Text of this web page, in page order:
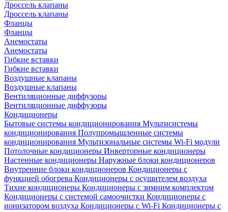
Дроссель клапаны
Дроссель клапаны
Фланцы
Фланцы
Анемостаты
Анемостаты
Гибкие вставки
Гибкие вставки
Воздушные клапаны
Воздушные клапаны
Вентиляционные диффузоры
Вентиляционные диффузоры
Кондиционеры
Бытовые системы кондиционирования Мультисистемы
кондиционирования Полупромышленные системы
кондиционирования Мультизональные системы Wi-Fi модули
Потолочные кондиционеры Инверторные кондиционеры
Настенные кондиционеры Наружные блоки кондиционеров
Внутренние блоки кондиционеров Кондиционеры с
функцией обогрева Кондиционеры с осушителем воздуха
Тихие кондиционеры Кондиционеры с зимним комплектом
Кондиционеры с системой самоочистки Кондиционеры с
ионизатором воздуха Кондиционеры с Wi-Fi Кондиционеры с